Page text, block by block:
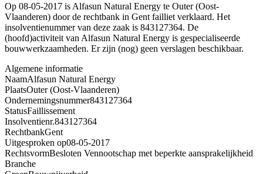
Op 08-05-2017 is Alfasun Natural Energy te Outer (Oost-
Vlaanderen) door de rechtbank in Gent failliet verklaard. Het
insolventienummer van deze zaak is 843127364. De
(hoofd)activiteit van Alfasun Natural Energy is gespecialiseerde
bouwwerkzaamheden. Er zijn (nog) geen verslagen beschikbaar.
Algemene informatie
NaamAlfasun Natural Energy
PlaatsOuter (Oost-Vlaanderen)
Ondernemingsnummer843127364
StatusFaillissement
Insolventienr.843127364
RechtbankGent
Uitgesproken op08-05-2017
RechtsvormBesloten Vennootschap met beperkte aansprakelijkheid
Branche